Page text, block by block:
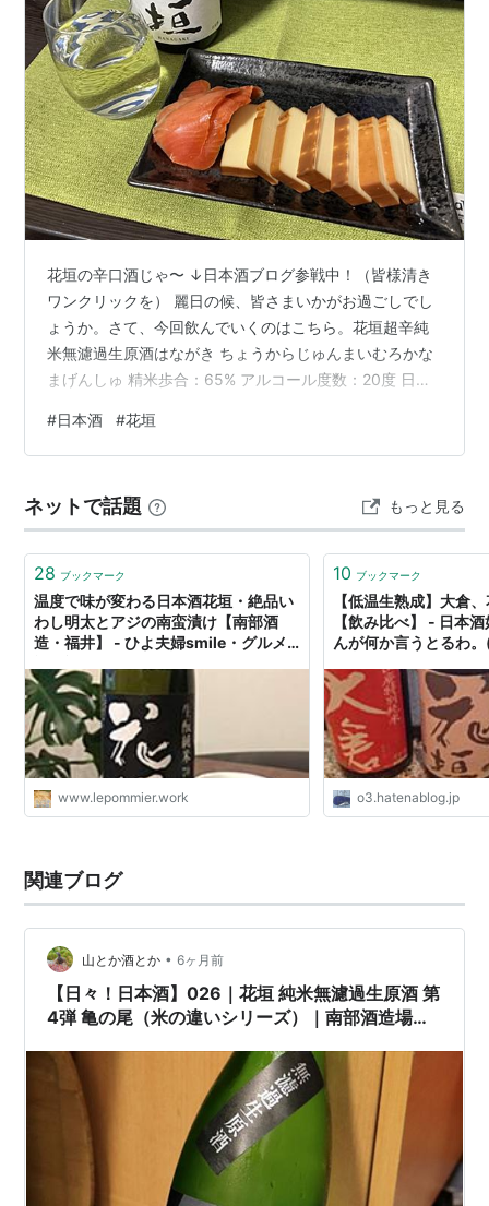
花垣の辛口酒じゃ〜 ↓日本酒ブログ参戦中！（皆様清き
ワンクリックを） 麗日の候、皆さまいかがお過ごしでし
ょうか。さて、今回飲んでいくのはこちら。花垣超辛純
米無濾過生原酒はながき ちょうからじゅんまいむろかな
まげんしゅ 精米歩合：65% アルコール度数：20度 日本
非公開 原料米：非公開 製造者：株式会社南部酒造 グラ
スに注ぐと、透き通ったクリスタル。グラスに近づける
立ち上がります。口に含むと、その名にふさわしいしっ
かり辛口。そこに無濾過生原酒らしい、米の濃厚な旨み
がぐっと広がります。コクとキ…
#日本酒 #花垣
ネットで話題 もっと見る
28 ブックマーク
温度で味が変わる日本酒花垣・絶品い
わし明太とアジの南蛮漬け【南部酒
造・福井】 - ひよ夫婦smile・グルメ
www.lepommier.work
10 ブックマーク
【低温生熟成】大倉
【飲み比べ】 - 日本
んが何か言うとる
o3.hatenablog.jp
関連ブログ
山とか酒とか • 6ヶ月前
【日々！日本酒】026｜花垣 純米無濾過生原酒 第
4弾 亀の尾（米の違いシリーズ）｜南部酒造場